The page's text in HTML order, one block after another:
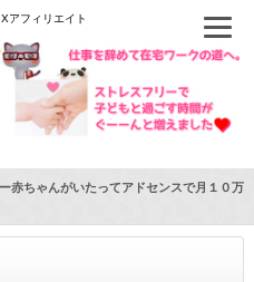
アフィリエイト
赤ちゃんがいたってアドセンスで月１０万